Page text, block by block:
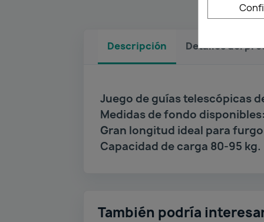
Descripción Detalles del
Juego de guías telescópicas
Medidas de fondo disponibles:
Gran longitud ideal para
Capacidad de carga 80-95 kg.
También podría